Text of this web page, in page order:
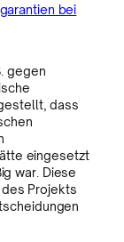
bei
gegen
dass
eingesetzt
war. Diese
des Projekts